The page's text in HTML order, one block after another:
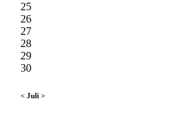
25
26
27
28
29
30
< Juli >